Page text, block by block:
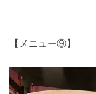
【メニュー⑨】